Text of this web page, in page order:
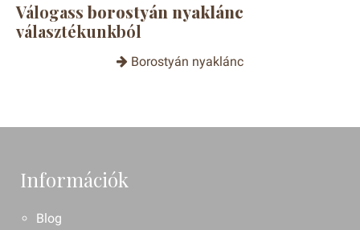
Válogass borostyán nyaklánc
választékunkból
Borostyán nyaklánc
Információk
Blog